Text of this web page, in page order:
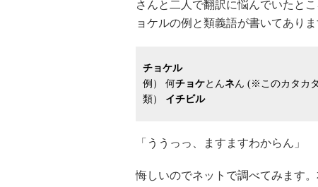
さんと二人で翻訳に悩んでいたと
ョケルの例と類義語が書いてありま
チョケル
例）
何チョケとんネん (※このカタカ
類）
イチビル
「ううっっ、ますますわからん」
悔しいのでネットで調べてみます